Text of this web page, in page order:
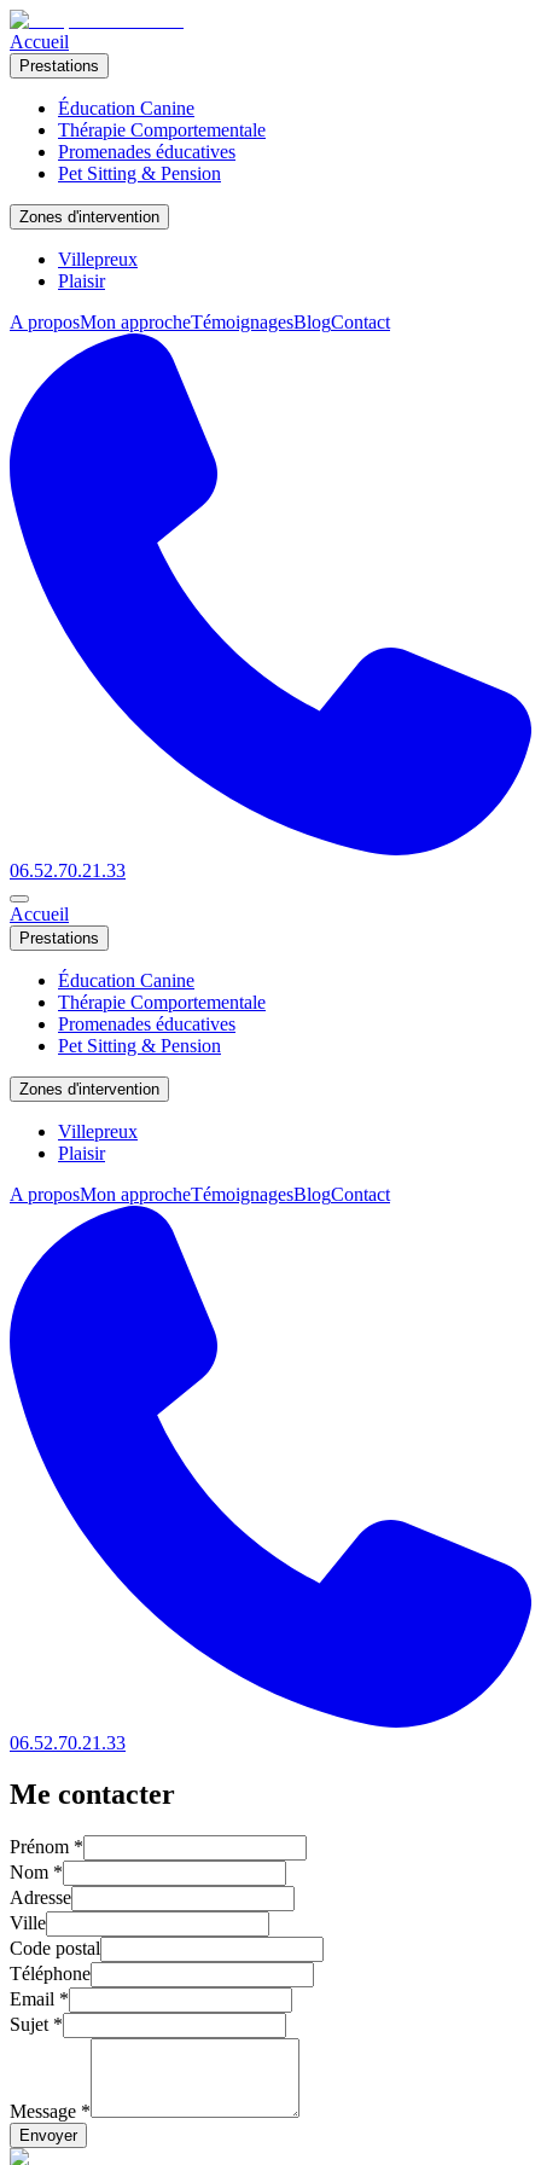
Accueil
Prestations
Éducation Canine
Thérapie Comportementale
Promenades éducatives
Pet Sitting & Pension
Zones d'intervention
Villepreux
Plaisir
A proposMon approcheTémoignagesBlogContact
06.52.70.21.33
Accueil
Prestations
Éducation Canine
Thérapie Comportementale
Promenades éducatives
Pet Sitting & Pension
Zones d'intervention
Villepreux
Plaisir
A proposMon approcheTémoignagesBlogContact
06.52.70.21.33
Me contacter
Prénom *
Nom *
Adresse
Ville
Code postal
Téléphone
Email *
Sujet *
Message *
Envoyer